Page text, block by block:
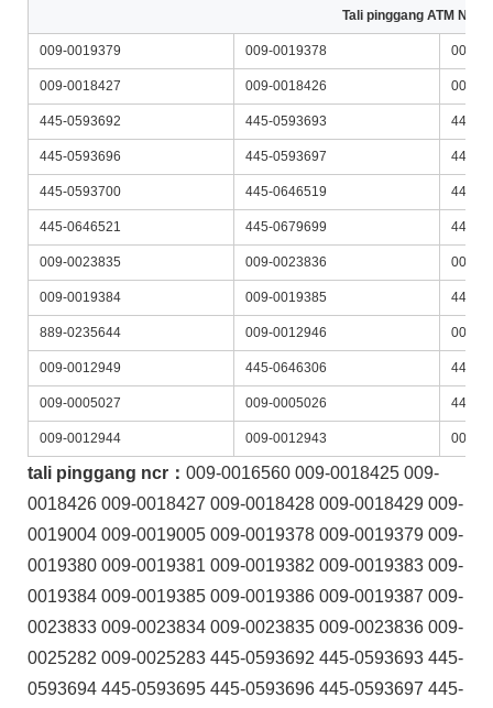
Tali pinggang ATM NCR
009-0019379 009-0019378 009-
009-0018427 009-0018426 009-
445-0593692 445-0593693 445-
445-0593696 445-0593697 445-
445-0593700 445-0646519 445-
445-0646521 445-0679699 445-
009-0023835 009-0023836 009-
009-0019384 009-0019385 445-
889-0235644 009-0012946 009-
009-0012949 445-0646306 445-
009-0005027 009-0005026 445-
009-0012944 009-0012943 009-
tali pinggang ncr： 009-0016560 009-0018425 009-
0018426 009-0018427 009-0018428 009-0018429 009-
0019004 009-0019005 009-0019378 009-0019379 009-
0019380 009-0019381 009-0019382 009-0019383 009-
0019384 009-0019385 009-0019386 009-0019387 009-
0023833 009-0023834 009-0023835 009-0023836 009-
0025282 009-0025283 445-0593692 445-0593693 445-
0593694 445-0593695 445-0593696 445-0593697 445-